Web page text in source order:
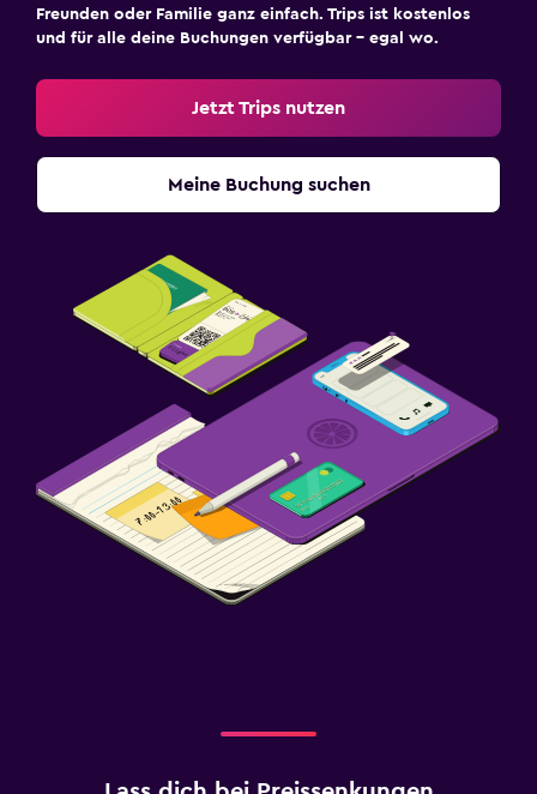
Freunden oder Familie ganz einfach. Trips ist kostenlos
und für alle deine Buchungen verfügbar – egal wo.
Jetzt Trips nutzen
Meine Buchung suchen